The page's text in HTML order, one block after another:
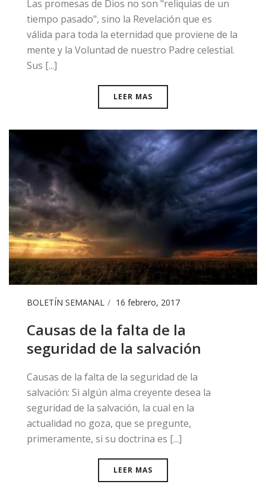
​Las promesas de Dios no son "reliquias de un
tiempo pasado", sino la Revelación que es
válida para toda la eternidad que proviene de la
mente y la Voluntad de nuestro Padre celestial.
Sus [...]
LEER MAS
BOLETÍN SEMANAL 16 febrero, 2017
Causas de la falta de la
seguridad de la salvación
​Causas de la falta de la seguridad de la
salvación: Si algún alma creyente desea la
seguridad de la salvación, la cual en la
actualidad no goza, que se pregunte,
primeramente, si su doctrina es [...]
LEER MAS